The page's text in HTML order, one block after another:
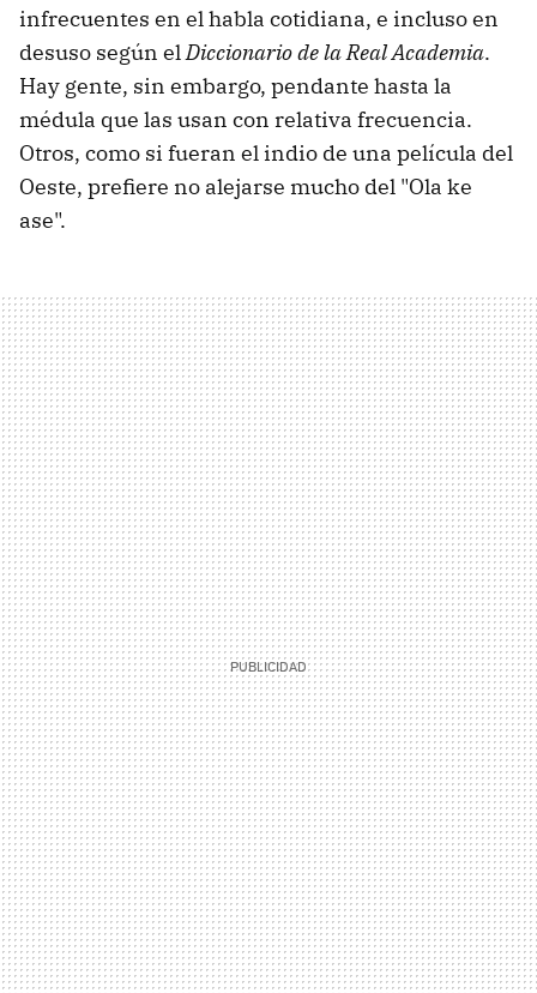
infrecuentes en el habla cotidiana, e incluso en
desuso según el Diccionario de la Real Academia.
Hay gente, sin embargo, pendante hasta la
médula que las usan con relativa frecuencia.
Otros, como si fueran el indio de una película del
Oeste, prefiere no alejarse mucho del "Ola ke
ase".